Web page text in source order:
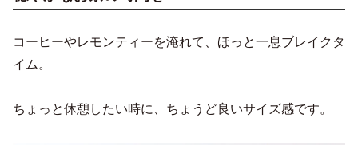
コーヒーやレモンティーを淹れて、ほっと一息ブレイクタ
イム。
ちょっと休憩したい時に、ちょうど良いサイズ感です。